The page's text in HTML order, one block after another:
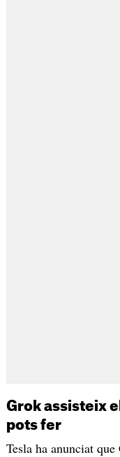
Grok assisteix
pots fer
Tesla ha anunciat